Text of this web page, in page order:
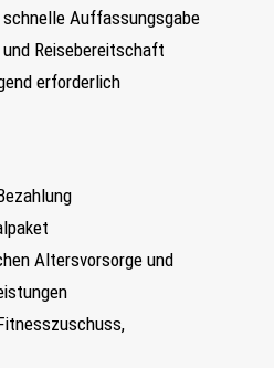
Auffassungsgabe
Reisebereitschaft
erforderlich
Altersvorsorge und